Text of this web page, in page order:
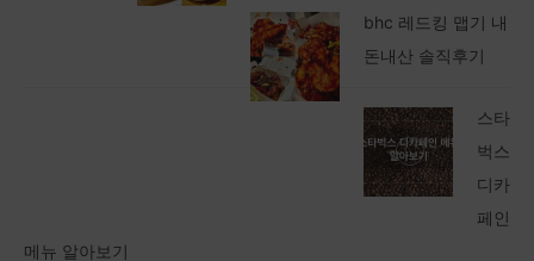
bhc 레드킹 맵기 내
돈내산 솔직후기
스타
벅스
디카
페인
메뉴 알아보기